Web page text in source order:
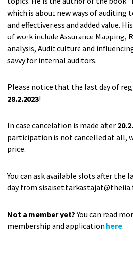
which is about new ways of auditing
and effectiveness and added value.
of work include Assurance Mapping,
analysis, Audit culture and
savvy for internal auditors.
Please notice that the last day of
28.2.2023!
In case cancelation is made after
participation is not cancelled at all,
price.
You can ask available slots after the
day from
Not a member yet?You can read
membership and application here.